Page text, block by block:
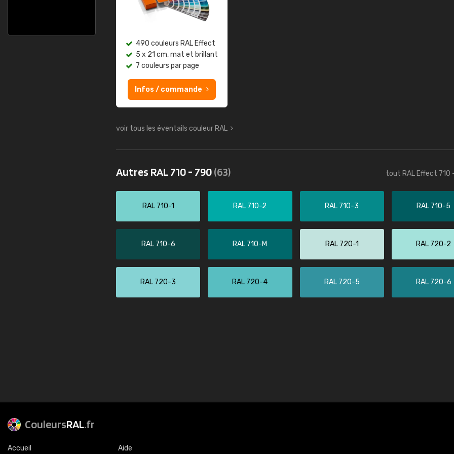
490 couleurs RAL Effect
5 x 21 cm, mat et brillant
7 couleurs par page
Infos / commande
voir tous les éventails couleur RAL
Autres RAL 710 - 790(63) tout RAL Effect 710
RAL 710-1 RAL 710-2 RAL 710-3 RAL 710-5
RAL 710-6 RAL 710-M RAL 720-1 RAL 720-2
RAL 720-3 RAL 720-4 RAL 720-5 RAL 720-6
CouleursRAL.fr
Accueil Aide